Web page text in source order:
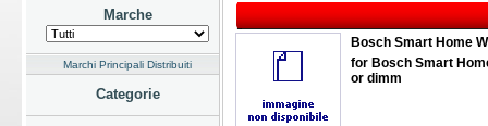
Marche
Marchi Principali Distribuiti
Categorie
Bosch Smart Home
for Bosch Smart
or dimm